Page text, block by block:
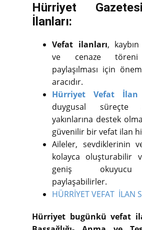
Hürriyet
İlanları:
Vefat ilanları,
ve cenaze töreni
paylaşılması için
aracıdır.
Hürriyet Vefat İlan
duygusal süreçte
yakınlarına destek
güvenilir bir vefat ilan
Aileler, sevdiklerinin
kolayca oluşturabilir
geniş okuyucu
paylaşabilirler.
HÜRRİYET VEFAT İLAN
Hürriyet bugünkü vefat